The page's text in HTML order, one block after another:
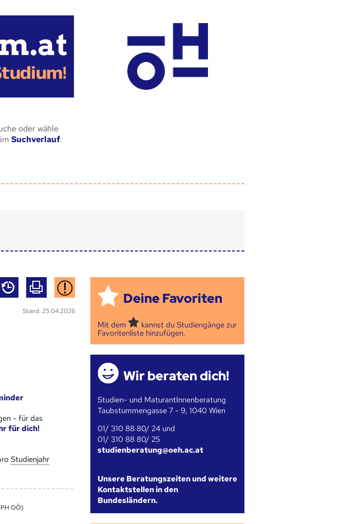
oder wähle
Suchverlauf.
Stand: 25.04.2026
- für das
für dich!
Studienjahr
OÖ)
Deine Favoriten
Mit dem
kannst du Studiengänge zur
Favoritenliste hinzufügen.
Wir beraten dich!
Studien- und MaturantInnenberatung
Taubstummengasse 7 - 9, 1040 Wien
01/ 310 88 80/ 24 und
01/ 310 88 80/ 25
studienberatung@oeh.ac.at
Unsere Beratungszeiten und weitere
Kontaktstellen in den
Bundesländern.